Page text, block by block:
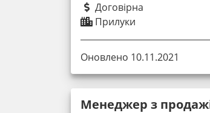
Договірна
Прилуки
Оновлено 10.11.2021
Менеджер з